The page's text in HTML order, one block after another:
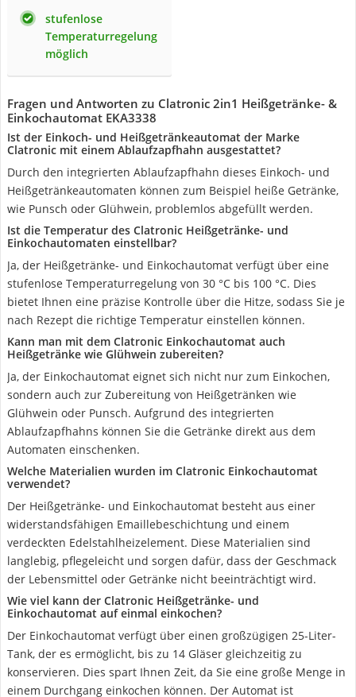
stufenlose
Temperaturregelung
möglich
Fragen und Antworten zu Clatronic 2in1 Heißgetränke- &
Einkochautomat EKA3338
Ist der Einkoch- und Heißgetränkeautomat der Marke
Clatronic mit einem Ablaufzapfhahn ausgestattet?
Durch den integrierten Ablaufzapfhahn dieses Einkoch- und
Heißgetränkeautomaten können zum Beispiel heiße Getränke,
wie Punsch oder Glühwein, problemlos abgefüllt werden.
Ist die Temperatur des Clatronic Heißgetränke- und
Einkochautomaten einstellbar?
Ja, der Heißgetränke- und Einkochautomat verfügt über eine
stufenlose Temperaturregelung von 30 °C bis 100 °C. Dies
bietet Ihnen eine präzise Kontrolle über die Hitze, sodass Sie je
nach Rezept die richtige Temperatur einstellen können.
Kann man mit dem Clatronic Einkochautomat auch
Heißgetränke wie Glühwein zubereiten?
Ja, der Einkochautomat eignet sich nicht nur zum Einkochen,
sondern auch zur Zubereitung von Heißgetränken wie
Glühwein oder Punsch. Aufgrund des integrierten
Ablaufzapfhahns können Sie die Getränke direkt aus dem
Automaten einschenken.
Welche Materialien wurden im Clatronic Einkochautomat
verwendet?
Der Heißgetränke- und Einkochautomat besteht aus einer
widerstandsfähigen Emaillebeschichtung und einem
verdeckten Edelstahlheizelement. Diese Materialien sind
langlebig, pflegeleicht und sorgen dafür, dass der Geschmack
der Lebensmittel oder Getränke nicht beeinträchtigt wird.
Wie viel kann der Clatronic Heißgetränke- und
Einkochautomat auf einmal einkochen?
Der Einkochautomat verfügt über einen großzügigen 25-Liter-
Tank, der es ermöglicht, bis zu 14 Gläser gleichzeitig zu
konservieren. Dies spart Ihnen Zeit, da Sie eine große Menge in
einem Durchgang einkochen können. Der Automat ist